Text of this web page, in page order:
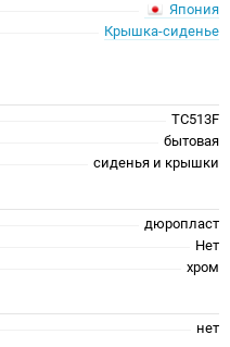
Япония
Крышка-сиденье
TC513F
бытовая
сиденья и крышки
дюропласт
Нет
хром
нет